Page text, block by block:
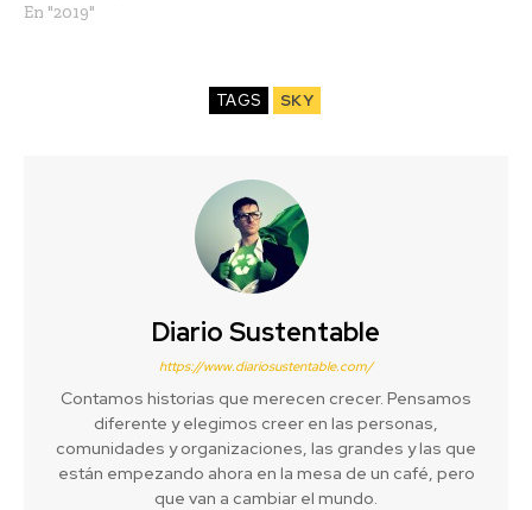
En "2019"
TAGS SKY
Diario Sustentable
https://www.diariosustentable.com/
Contamos historias que merecen crecer. Pensamos
diferente y elegimos creer en las personas,
comunidades y organizaciones, las grandes y las que
están empezando ahora en la mesa de un café, pero
que van a cambiar el mundo.